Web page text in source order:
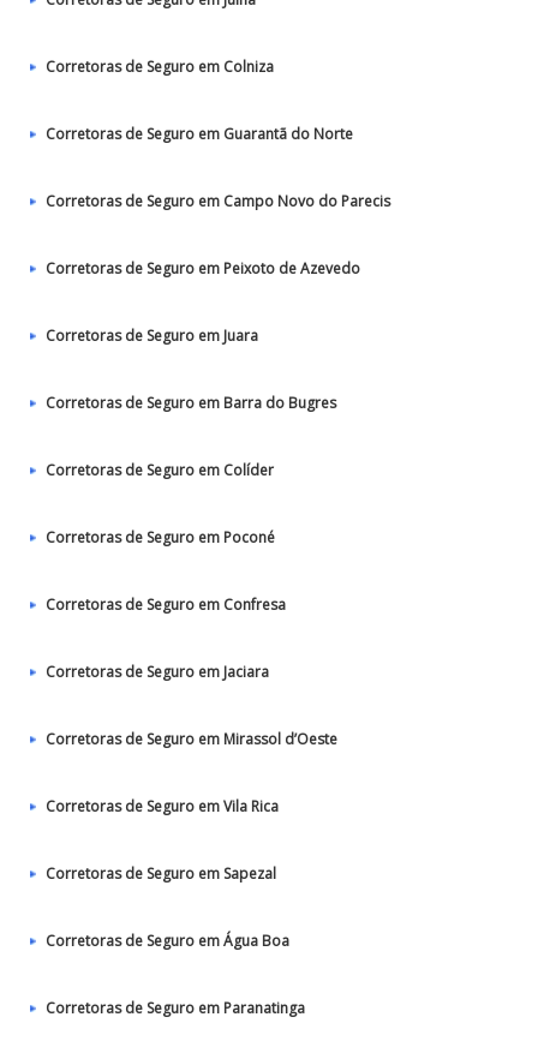
Corretoras de Seguro em Colniza
Corretoras de Seguro em Guarantã do Norte
Corretoras de Seguro em Campo Novo do Parecis
Corretoras de Seguro em Peixoto de Azevedo
Corretoras de Seguro em Juara
Corretoras de Seguro em Barra do Bugres
Corretoras de Seguro em Colíder
Corretoras de Seguro em Poconé
Corretoras de Seguro em Confresa
Corretoras de Seguro em Jaciara
Corretoras de Seguro em Mirassol d’Oeste
Corretoras de Seguro em Vila Rica
Corretoras de Seguro em Sapezal
Corretoras de Seguro em Água Boa
Corretoras de Seguro em Paranatinga